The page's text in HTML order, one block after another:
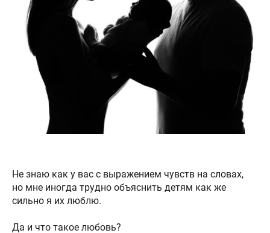
Не знаю как у вас с выражением чувств на словах,
но мне иногда трудно объяснить детям как же
сильно я их люблю.
Да и что такое любовь?